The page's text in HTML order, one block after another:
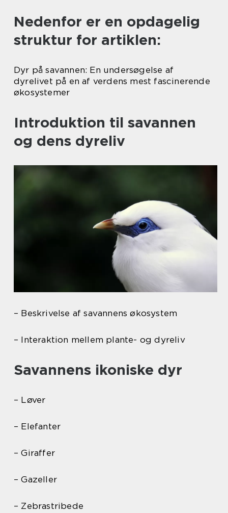
Nedenfor er en opdagelig
struktur for artiklen:
Dyr på savannen: En undersøgelse af
dyrelivet på en af verdens mest fascinerende
økosystemer
Introduktion til savannen
og dens dyreliv
– Beskrivelse af savannens økosystem
– Interaktion mellem plante- og dyreliv
Savannens ikoniske dyr
– Løver
– Elefanter
– Giraffer
– Gazeller
– Zebrastribede